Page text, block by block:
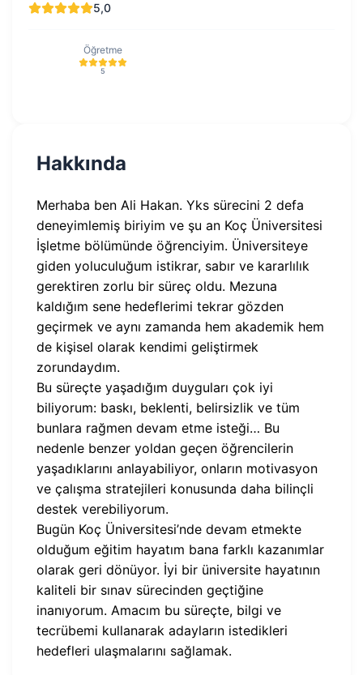
5,0
Öğretme
5
Hakkında
Merhaba ben Ali Hakan. Yks sürecini 2 defa
deneyimlemiş biriyim ve şu an Koç Üniversitesi
İşletme bölümünde öğrenciyim. Üniversiteye
giden yoluculuğum istikrar, sabır ve kararlılık
gerektiren zorlu bir süreç oldu. Mezuna
kaldığım sene hedeflerimi tekrar gözden
geçirmek ve aynı zamanda hem akademik hem
de kişisel olarak kendimi geliştirmek
zorundaydım.
Bu süreçte yaşadığım duyguları çok iyi
biliyorum: baskı, beklenti, belirsizlik ve tüm
bunlara rağmen devam etme isteği… Bu
nedenle benzer yoldan geçen öğrencilerin
yaşadıklarını anlayabiliyor, onların motivasyon
ve çalışma stratejileri konusunda daha bilinçli
destek verebiliyorum.
Bugün Koç Üniversitesi’nde devam etmekte
olduğum eğitim hayatım bana farklı kazanımlar
olarak geri dönüyor. İyi bir üniversite hayatının
kaliteli bir sınav sürecinden geçtiğine
inanıyorum. Amacım bu süreçte, bilgi ve
tecrübemi kullanarak adayların istedikleri
hedefleri ulaşmalarını sağlamak.